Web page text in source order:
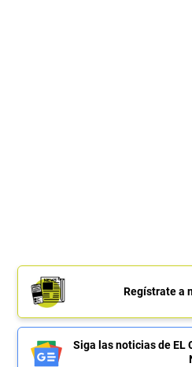
Regístrate a
Siga las noticias de EL